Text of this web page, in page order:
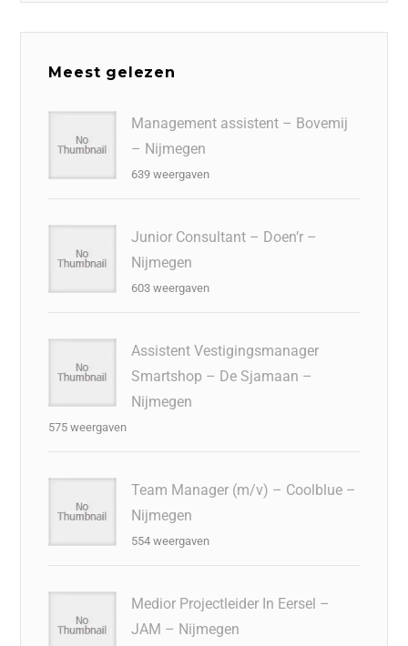
Meest gelezen
Management assistent – Bovemij
– Nijmegen
639 weergaven
Junior Consultant – Doen’r –
Nijmegen
603 weergaven
Assistent Vestigingsmanager
Smartshop – De Sjamaan –
Nijmegen
575 weergaven
Team Manager (m/v) – Coolblue –
Nijmegen
554 weergaven
Medior Projectleider In Eersel –
JAM – Nijmegen